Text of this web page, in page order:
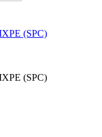
(SPC)
(SPC)